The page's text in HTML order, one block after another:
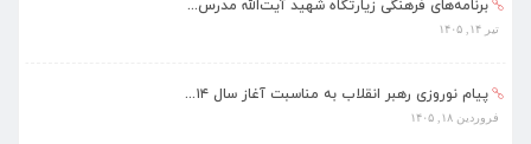
پیام نوروزی رهبر انقلاب به مناسبت آغاز سال ۱۴...
فروردین ۱۸, ۱۴۰۵
ماه مبارک رمضان، فرصتی طلایی برای تزکیه نفس، ...
اسفند ۵, ۱۴۰۴